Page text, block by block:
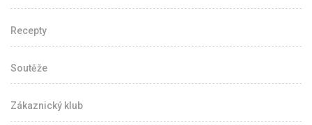
Recepty
Soutěže
Zákaznický klub